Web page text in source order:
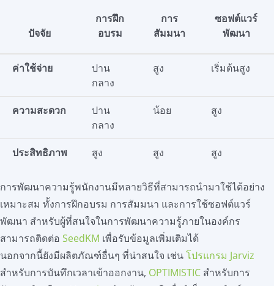
ปัจจัย
การฝึก
อบรม
การ
สัมมนา
ซอฟต์แวร์
พัฒนา
ค่าใช้จ่าย
ปาน
กลาง
สูง เริ่มต้นสูง
ความสะดวก
ปาน
กลาง
น้อย สูง
ประสิทธิภาพ สูง สูง สูง
การพัฒนาความรู้พนักงานมีหลายวิธีที่สามารถนำมาใช้ได้อย่าง
เหมาะสม ทั้งการฝึกอบรม การสัมมนา และการใช้ซอฟต์แวร์
พัฒนา สำหรับผู้ที่สนใจในการพัฒนาความรู้ภายในองค์กร
สามารถติดต่อ SeedKM เพื่อรับข้อมูลเพิ่มเติมได้
นอกจากนี้ยังมีผลิตภัณฑ์อื่นๆ ที่น่าสนใจ เช่นโปรแกรม Jarviz
สำหรับการบันทึกเวลาเข้าออกงาน, OPTIMISTICสำหรับการ